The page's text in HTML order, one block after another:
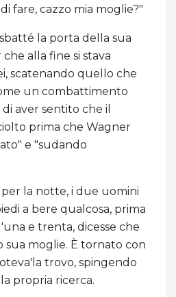
fare, cazzo mia moglie?"
la porta della sua
alla fine si stava
scatenando quello che
un combattimento
aver sentito che il
prima che Wagner
e "sudando
la notte, i due uomini
a bere qualcosa, prima
e trenta, dicesse che
moglie. È tornato con
trovo, spingendo
propria ricerca.